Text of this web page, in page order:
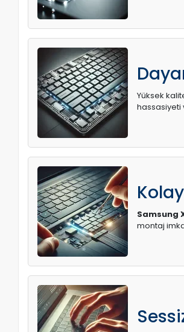
Yüksek
hassasiyeti
Samsung
montaj